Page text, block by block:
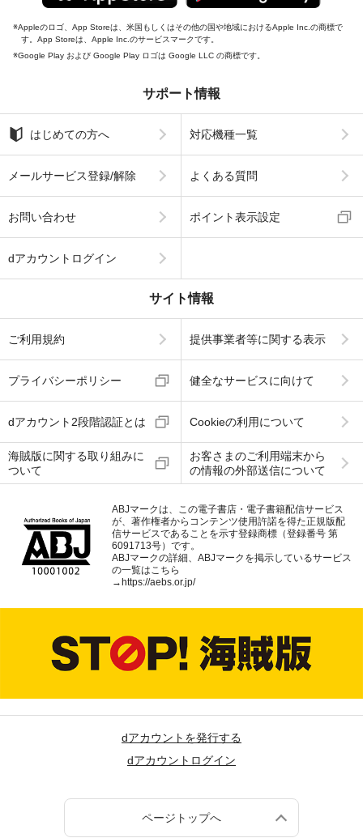
Appleのロゴ、App Storeは、米国もしくはその他の国や地域におけるApple Inc.の商標で
す。App Storeは、Apple Inc.のサービスマークです。
Google Play および Google Play ロゴは Google LLC の商標です。
サポート情報
はじめての方へ 対応機種一覧
メールサービス登録/解除 よくある質問
お問い合わせ ポイント表示設定
dアカウントログイン
サイト情報
ご利用規約 提供事業者等に関する表示
プライバシーポリシー 健全なサービスに向けて
dアカウント2段階認証とは Cookieの利用について
海賊版に関する取り組みに
ついて
お客さまのご利用端末から
の情報の外部送信について
ABJマークは、この電子書店・電子書籍配信サービス
が、著作権者からコンテンツ使用許諾を得た正規版配
信サービスであることを示す登録商標（登録番号 第
6091713号）です。
ABJマークの詳細、ABJマークを掲示しているサービス
の一覧はこちら
→ https://aebs.or.jp/
dアカウントを発行する
dアカウントログイン
ページトップへ